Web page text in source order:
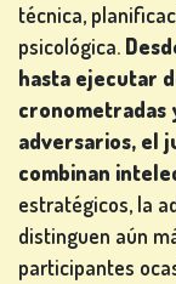
técnica,
psicológica.
hasta ejecutar
cronometradas
adversarios, el
combinan
estratégicos, la
distinguen aún
participantes